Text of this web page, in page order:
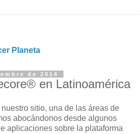
Planeta
de 2014
en Latinoamérica
sitio, una de las áreas de
abocándonos desde algunos
aplicaciones sobre la plataforma